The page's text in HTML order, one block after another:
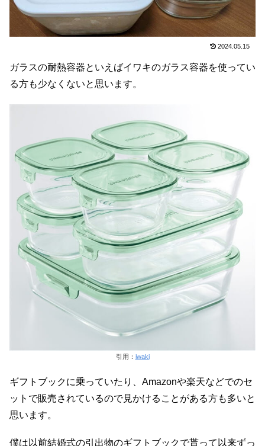
2024.05.15
ガラスの耐熱容器といえばイワキのガラス容器を使ってい
る方も少なくないと思います。
引用： iwaki
ギフトブックに乗っていたり、Amazonや楽天などでのセ
ットで販売されているので見かけることがある方も多いと
思います。
僕は以前結婚式の引出物のギフトブックで貰って以来ずっ